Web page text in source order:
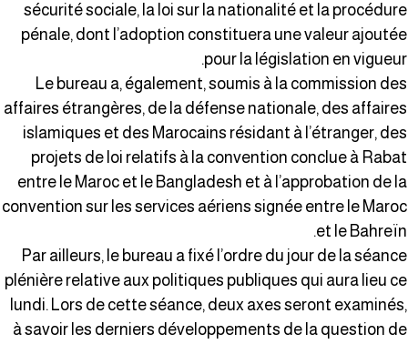
sécurité sociale, la loi sur la nationalité et la
pénale, dont l’adoption constituera une valeur
pour la législation en
Le bureau a, également, soumis à la commission
affaires étrangères, de la défense nationale, des
islamiques et des Marocains résidant à l’étranger,
projets de loi relatifs à la convention conclue à
entre le Maroc et le Bangladesh et à l’approbation de
convention sur les services aériens signée entre le
et le
Par ailleurs, le bureau a fixé l’ordre du jour de la
plénière relative aux politiques publiques qui aura lieu
lundi. Lors de cette séance, deux axes seront
à savoir les derniers développements de la question